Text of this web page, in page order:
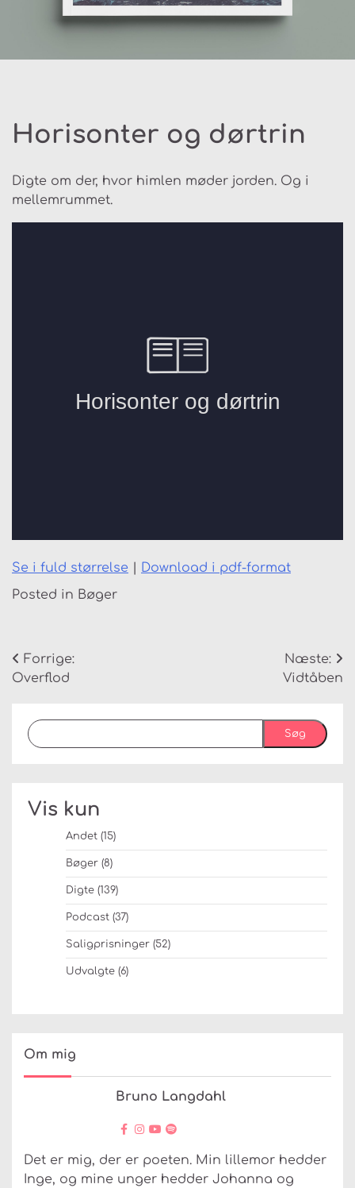
Horisonter og dørtrin
Digte om der, hvor himlen møder jorden. Og i
mellemrummet.
Se i fuld størrelse
Download i pdf-format
Posted in Bøger
Indlægsnavigation
Forrige:
Overflod
Næste:
Vidtåben
Søg
Vis kun
Andet (15)
Bøger (8)
Digte (139)
Podcast (37)
Saligprisninger (52)
Udvalgte (6)
Om mig
Bruno Langdahl
Det er mig, der er poeten. Min lillemor hedder
Inge, og mine unger hedder Johanna og